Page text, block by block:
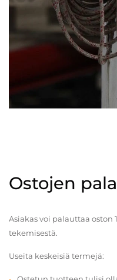
Ostojen
Asiakas voi palauttaa oston
tekemisestä.
Useita keskeisiä termejä: